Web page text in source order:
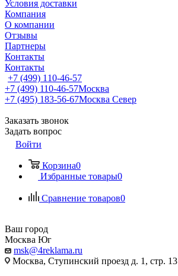
Условия доставки
Компания
О компании
Отзывы
Партнеры
Контакты
Контакты
+7 (499) 110-46-57
+7 (499) 110-46-57Москва
+7 (495) 183-56-67Москва Север
Заказать звонок
Задать вопрос
Войти
Корзина0
Избранные товары0
Сравнение товаров0
Ваш город
Москва Юг
msk@4reklama.ru
Москва, Ступинский проезд д. 1, стр. 13